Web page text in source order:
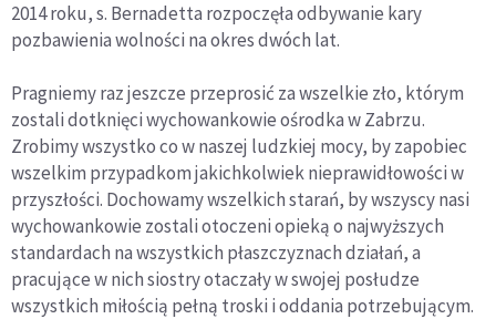
2014 roku, s. Bernadetta rozpoczęła odbywanie kary
pozbawienia wolności na okres dwóch lat.
Pragniemy raz jeszcze przeprosić za wszelkie zło, którym
zostali dotknięci wychowankowie ośrodka w Zabrzu.
Zrobimy wszystko co w naszej ludzkiej mocy, by zapobiec
wszelkim przypadkom jakichkolwiek nieprawidłowości w
przyszłości. Dochowamy wszelkich starań, by wszyscy nasi
wychowankowie zostali otoczeni opieką o najwyższych
standardach na wszystkich płaszczyznach działań, a
pracujące w nich siostry otaczały w swojej posłudze
wszystkich miłością pełną troski i oddania potrzebującym.